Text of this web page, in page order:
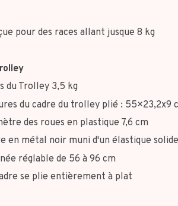
pour des races allant jusque 8 kg
du Trolley 3,5 kg
du cadre du trolley plié : 55×23,2x9
des roues en plastique 7,6 cm
en métal noir muni d'un élastique
réglable de 56 à 96 cm
se plie entièrement à plat